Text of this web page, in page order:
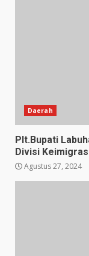
Daerah
Plt.Bupati
Divisi
Agustus 27, 2024